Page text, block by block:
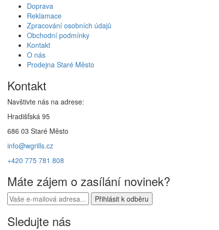
Doprava
Reklamace
Zpracování osobních údajů
Obchodní podmínky
Kontakt
O nás
Prodejna Staré Město
Kontakt
Navštivte nás na adrese:
Hradišťská 95
686 03 Staré Město
info@wgrills.cz
+420 775 781 808
Máte zájem o zasílání novinek?
Sledujte nás